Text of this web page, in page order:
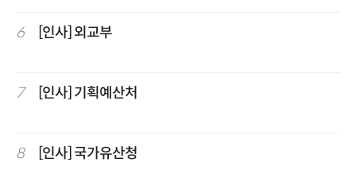
6 [인사] 외교부
7 [인사] 기획예산처
8 [인사] 국가유산청